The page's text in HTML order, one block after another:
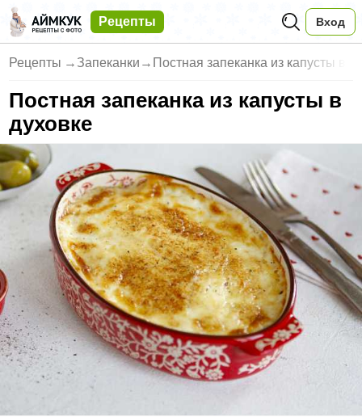
Рецепты Вход
Рецепты → Запеканки → Постная запеканка из капусты в
Постная запеканка из капусты в
духовке